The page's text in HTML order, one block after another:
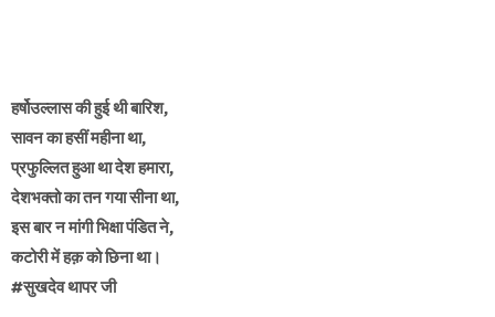
हर्षोउल्लास की हुई थी बारिश,
सावन का हसीं महीना था,
प्रफुल्लित हुआ था देश हमारा,
देशभक्तो का तन गया सीना था,
इस बार न मांगी भिक्षा पंडित ने,
कटोरी में हक़ को छिना था।
#सुखदेव थापर जी